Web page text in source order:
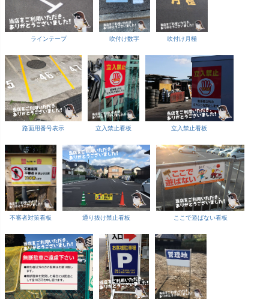
ラインテープ 吹付け数字 吹付け月極
路面用番号表示 立入禁止看板 立入禁止看板
不審者対策看板 通り抜け禁止看板 ここで遊ばない看板